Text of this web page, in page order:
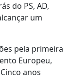
do PS, AD,
um
pela primeira
Europeu,
anos